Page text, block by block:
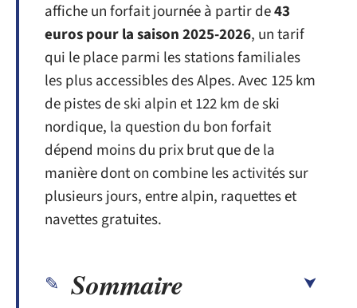
affiche un forfait journée à partir de43
euros pour la saison 2025-2026, un tarif
qui le place parmi les stations familiales
les plus accessibles des Alpes. Avec 125 km
de pistes de ski alpin et 122 km de ski
nordique, la question du bon forfait
dépend moins du prix brut que de la
manière dont on combine les activités sur
plusieurs jours, entre alpin, raquettes et
navettes gratuites.
Sommaire